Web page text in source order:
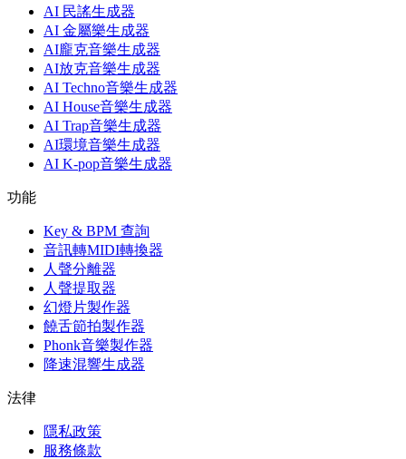
AI 民謠生成器
AI 金屬樂生成器
AI龐克音樂生成器
AI放克音樂生成器
AI Techno音樂生成器
AI House音樂生成器
AI Trap音樂生成器
AI環境音樂生成器
AI K-pop音樂生成器
功能
Key & BPM 查詢
音訊轉MIDI轉換器
人聲分離器
人聲提取器
幻燈片製作器
饒舌節拍製作器
Phonk音樂製作器
降速混響生成器
法律
隱私政策
服務條款